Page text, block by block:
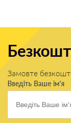
Замовте
Введіть Ваше ім'я